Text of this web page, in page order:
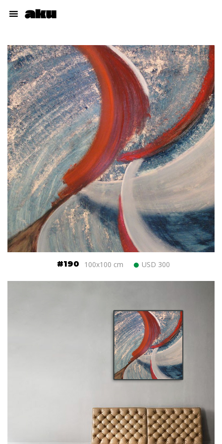
Muñecos
Dibujos
Proyectos
Talleres
Acerca del autor
pabloaku@gmail.com
#190 100x100 cm USD 300